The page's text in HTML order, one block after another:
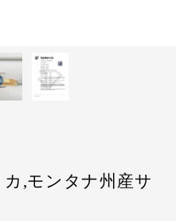
カ,モンタナ州産サ